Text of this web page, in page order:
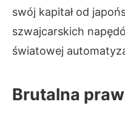
swój kapitał od
szwajcarskich
światowej
Brutalna